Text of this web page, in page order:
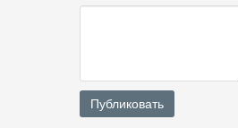
Публиковать